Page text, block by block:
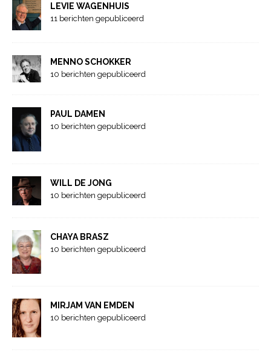
LEVIE WAGENHUIS
11 berichten gepubliceerd
MENNO SCHOKKER
10 berichten gepubliceerd
PAUL DAMEN
10 berichten gepubliceerd
WILL DE JONG
10 berichten gepubliceerd
CHAYA BRASZ
10 berichten gepubliceerd
MIRJAM VAN EMDEN
10 berichten gepubliceerd